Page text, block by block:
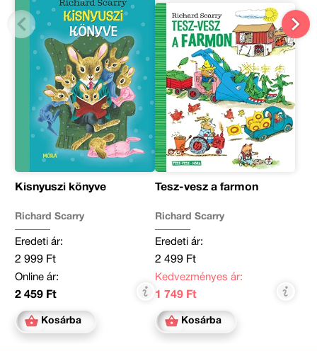
Kisnyuszi könyve
Richard Scarry
Eredeti ár:
2 999 Ft
Online ár:
2 459 Ft
Kosárba
Tesz-vesz a farmon
Richard Scarry
Eredeti ár:
2 499 Ft
Kedvezményes ár:
1 749 Ft
Kosárba